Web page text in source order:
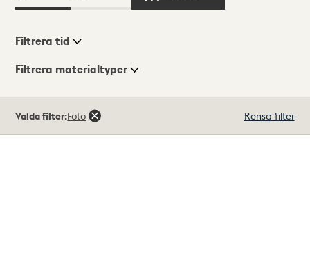
Visningsläge
Filtrera tid
Filtrera materialtyper
träffar
Valda filter:Foto Rensa filter